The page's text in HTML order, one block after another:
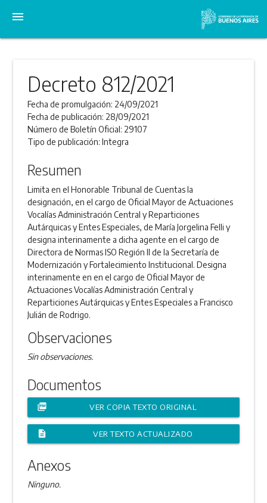
menu
Decreto 812/2021
Fecha de promulgación: 24/09/2021
Fecha de publicación: 28/09/2021
Número de Boletín Oficial: 29107
Tipo de publicación:Integra
Resumen
Limita en el Honorable Tribunal de Cuentas la
designación, en el cargo de Oficial Mayor de Actuaciones
Vocalías Administración Central y Reparticiones
Autárquicas y Entes Especiales, de María Jorgelina Felli y
designa interinamente a dicha agente en el cargo de
Directora de Normas ISO Región II de la Secretaría de
Modernización y Fortalecimiento Institucional. Designa
interinamente en en el cargo de Oficial Mayor de
Actuaciones Vocalías Administración Central y
Reparticiones Autárquicas y Entes Especiales a Francisco
Julián de Rodrigo.
Observaciones
Sin observaciones.
Documentos
picture_as_pdf VER COPIA TEXTO ORIGINAL
description VER TEXTO ACTUALIZADO
Anexos
Ninguno.